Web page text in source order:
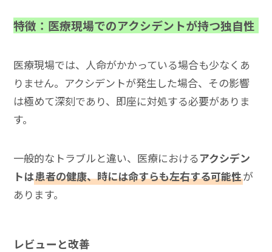
特徴：医療現場でのアクシデントが持つ独自性
医療現場では、人命がかかっている場合も少なくあ
りません。アクシデントが発生した場合、その影響
は極めて深刻であり、即座に対処する必要がありま
す。
一般的なトラブルと違い、医療におけるアクシデン
トは患者の健康、時には命すらも左右する可能性が
あります。
レビューと改善